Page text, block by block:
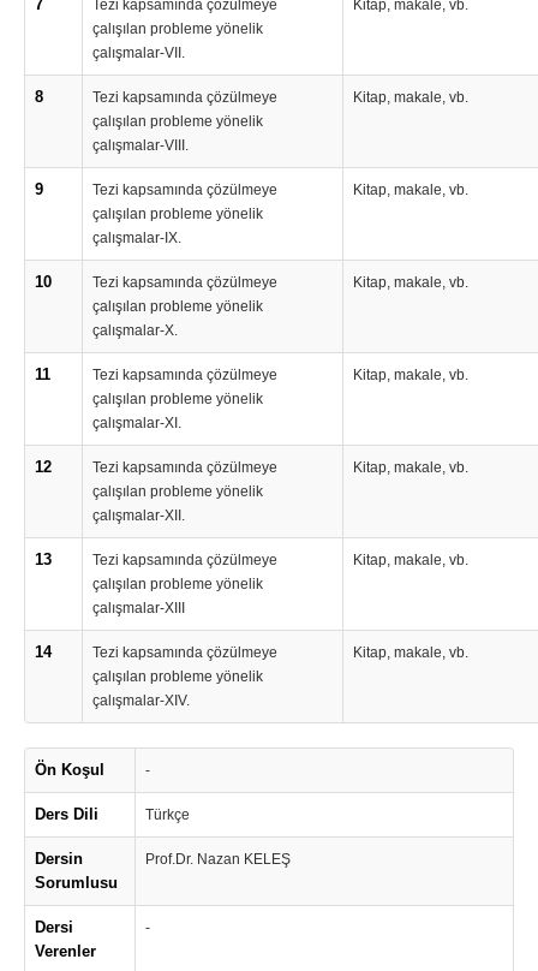
7
Tezi kapsamında çözülmeye
çalışılan probleme yönelik
çalışmalar-VII.
Kitap, makale, vb.
8
Tezi kapsamında çözülmeye
çalışılan probleme yönelik
çalışmalar-VIII.
Kitap, makale, vb.
9
Tezi kapsamında çözülmeye
çalışılan probleme yönelik
çalışmalar-IX.
Kitap, makale, vb.
10
Tezi kapsamında çözülmeye
çalışılan probleme yönelik
çalışmalar-X.
Kitap, makale, vb.
11
Tezi kapsamında çözülmeye
çalışılan probleme yönelik
çalışmalar-XI.
Kitap, makale, vb.
12
Tezi kapsamında çözülmeye
çalışılan probleme yönelik
çalışmalar-XII.
Kitap, makale, vb.
13
Tezi kapsamında çözülmeye
çalışılan probleme yönelik
çalışmalar-XIII
Kitap, makale, vb.
14
Tezi kapsamında çözülmeye
çalışılan probleme yönelik
çalışmalar-XIV.
Kitap, makale, vb.
Ön Koşul -
Ders Dili Türkçe
Dersin
Sorumlusu
Prof.Dr. Nazan KELEŞ
Dersi
Verenler
-